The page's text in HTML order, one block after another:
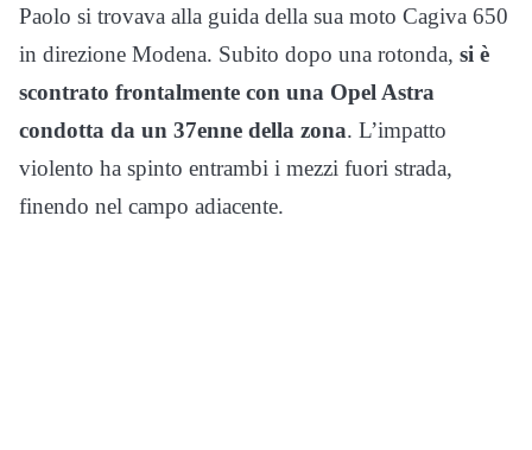
Paolo si trovava alla guida della sua moto Cagiva 650
in direzione Modena. Subito dopo una rotonda, si è
scontrato frontalmente con una Opel Astra
condotta da un 37enne della zona. L’impatto
violento ha spinto entrambi i mezzi fuori strada,
finendo nel campo adiacente.